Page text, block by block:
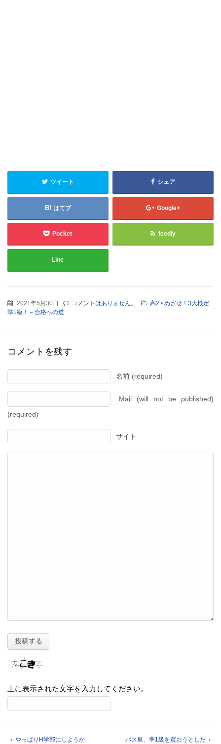
ツイート シェア
はてブ Google+
Pocket feedly
Line
2021年5月30日 コメントはありません。 高2 • めざせ！3大検定
準1級！～合格への道
コメントを残す
名前 (required)
Mail (will not be published)
(required)
サイト
上に表示された文字を入力してください。
やっぱりH学部にしようか
パス単、準1級を買おうとした